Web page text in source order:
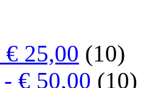
€ 25,00 (10)
- € 50,00 (10)